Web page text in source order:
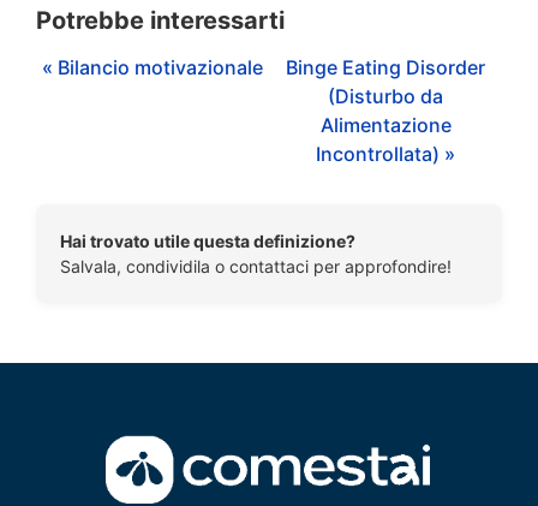
Potrebbe interessarti
« Bilancio motivazionale
Binge Eating Disorder
(Disturbo da
Alimentazione
Incontrollata) »
Hai trovato utile questa definizione?
Salvala, condividila o contattaci per approfondire!